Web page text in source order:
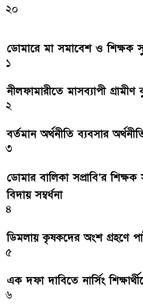
২০
ডোমারে মা সমাবেশ ও শিক্ষক
১
নীলফামারীতে মাসব্যাপী
২
বর্তমান অর্থনীতি ব্যবসার
৩
ডোমার বালিকা সপ্রাবি’র
বিদায় সম্বর্ধনা
৪
ডিমলায় কৃষকদের অংশ গ্রহণে
৫
এক দফা দাবিতে নার্সিং
৬